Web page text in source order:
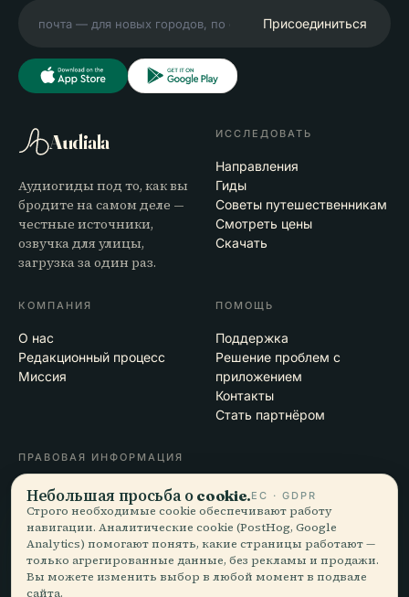
Присоединиться
Audiala
Аудиогиды под то, как вы
бродите на самом деле —
честные источники,
озвучка для улицы,
загрузка за один раз.
ИССЛЕДОВАТЬ
Направления
Гиды
Советы путешественникам
Смотреть цены
Скачать
КОМПАНИЯ
О нас
Редакционный процесс
Миссия
ПОМОЩЬ
Поддержка
Решение проблем с
приложением
Контакты
Стать партнёром
ПРАВОВАЯ ИНФОРМАЦИЯ
Конфиденциальность
Условия
Настройки cookie
Удалить аккаунт
Небольшая просьба о cookie.ЕС · GDPR
Строго необходимые cookie обеспечивают работу
навигации. Аналитические cookie (PostHog, Google
Analytics) помогают понять, какие страницы работают —
только агрегированные данные, без рекламы и продажи.
Вы можете изменить выбор в любой момент в подвале
сайта.